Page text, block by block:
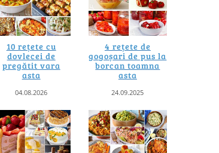
10 rețete cu
dovlecei de
pregătit vara
asta
04.08.2026
4 rețete de
gogoșari de pus la
borcan toamna
asta
24.09.2025